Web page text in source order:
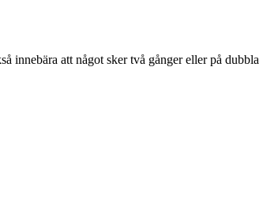
innebära att något sker två gånger eller på dubbla